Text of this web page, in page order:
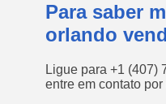
Para saber
orlando
Ligue para +1 (407)
entre em contato por